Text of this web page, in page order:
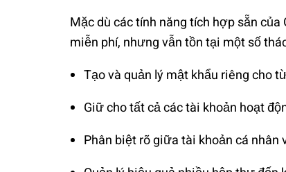
Mặc dù các tính năng tích hợp sẵn
miễn phí, nhưng vẫn tồn tại một số
Tạo và quản lý mật khẩu riêng cho
Giữ cho tất cả các tài khoản hoạt
Phân biệt rõ giữa tài khoản cá nhân